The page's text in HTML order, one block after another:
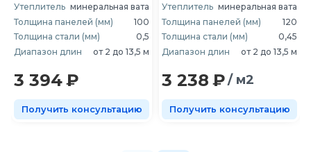
Утеплитель минеральная вата
Толщина панелей (мм)
100
Толщина стали (мм)
0,5
Диапазон длин
от 2 до 13,5 м
3 394₽
Получить консультацию
Утеплитель минеральная вата
Толщина панелей (мм)
120
Толщина стали (мм)
0,45
Диапазон длин
от 2 до 13,5 м
3 238 ₽/ м2
Получить консультацию